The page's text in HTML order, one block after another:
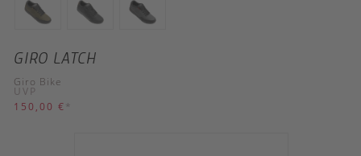
GIRO LATCH
Giro Bike
UVP
150,00 € *